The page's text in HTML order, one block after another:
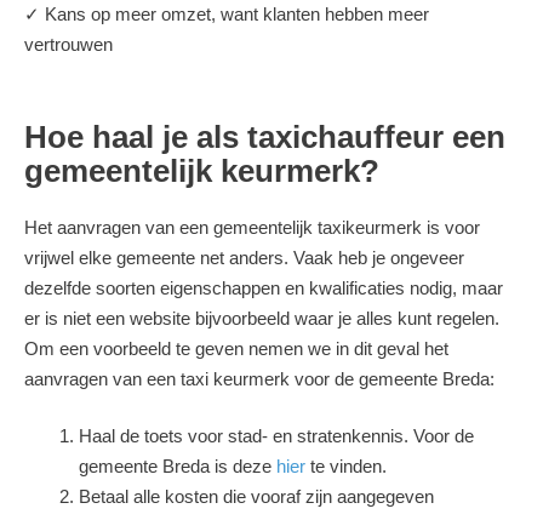
✓ Kans op meer omzet, want klanten hebben meer
vertrouwen
Hoe haal je als taxichauffeur een
gemeentelijk keurmerk?
Het aanvragen van een gemeentelijk taxikeurmerk is voor
vrijwel elke gemeente net anders. Vaak heb je ongeveer
dezelfde soorten eigenschappen en kwalificaties nodig, maar
er is niet een website bijvoorbeeld waar je alles kunt regelen.
Om een voorbeeld te geven nemen we in dit geval het
aanvragen van een taxi keurmerk voor de gemeente Breda:
Haal de toets voor stad- en stratenkennis. Voor de
gemeente Breda is deze hier te vinden.
Betaal alle kosten die vooraf zijn aangegeven